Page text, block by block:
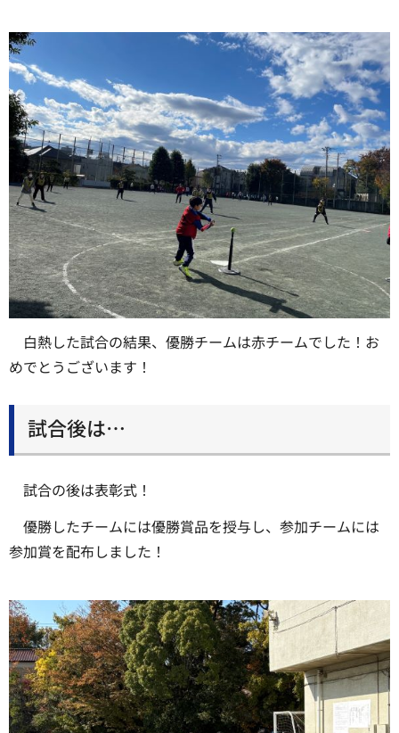
白熱した試合の結果、優勝チームは赤チームでした！お
めでとうございます！
試合後は…
試合の後は表彰式！
優勝したチームには優勝賞品を授与し、参加チームには
参加賞を配布しました！